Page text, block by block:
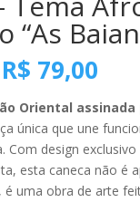
“As
O
preço
original
era:
R$ 89,00.
R$ 79,00O
é:
R$
Oriental
única que une
Com design
esta caneca não é
uma obra de arte